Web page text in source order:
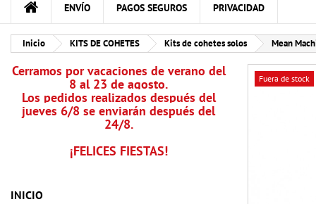
ENVÍO PAGOS SEGUROS PRIVACIDAD
Inicio KITS DE COHETES Kits de cohetes solos Mean
Cerramos por vacaciones de verano del
8 al 23 de agosto.
Los pedidos realizados después del
jueves 6/8 se enviarán después del
24/8.
¡FELICES FIESTAS!
INICIO
Fuera de stock